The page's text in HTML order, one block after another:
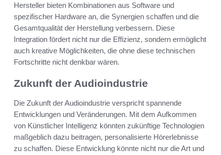
Hersteller bieten Kombinationen aus Software und
spezifischer Hardware an, die Synergien schaffen und die
Gesamtqualität der Herstellung verbessern. Diese
Integration fördert nicht nur die Effizienz, sondern ermöglicht
auch kreative Möglichkeiten, die ohne diese technischen
Fortschritte nicht denkbar wären.
Zukunft der Audioindustrie
Die Zukunft der Audioindustrie verspricht spannende
Entwicklungen und Veränderungen. Mit dem Aufkommen
von Künstlicher Intelligenz könnten zukünftige Technologien
maßgeblich dazu beitragen, personalisierte Hörerlebnisse
zu schaffen. Diese Entwicklung könnte nicht nur die Art und